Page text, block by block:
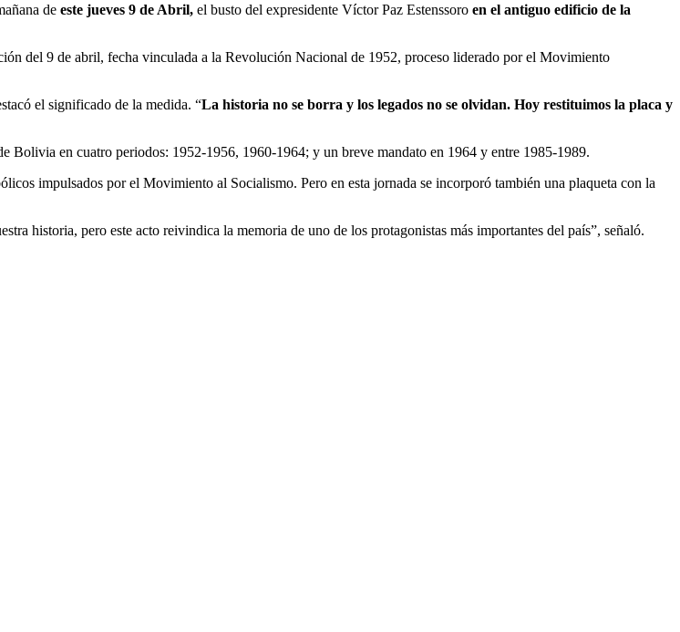
de este jueves 9 de Abril, el busto del expresidente Víctor Paz Estenssoro en el antiguo edificio de la
del 9 de abril, fecha vinculada a la Revolución Nacional de 1952, proceso liderado por el Movimiento
el significado de la medida. “La historia no se borra y los legados no se olvidan. Hoy restituimos la placa y
Bolivia en cuatro periodos: 1952-1956, 1960-1964; y un breve mandato en 1964 y entre 1985-1989.
impulsados por el Movimiento al Socialismo. Pero en esta jornada se incorporó también una plaqueta con la
historia, pero este acto reivindica la memoria de uno de los protagonistas más importantes del país”, señaló.